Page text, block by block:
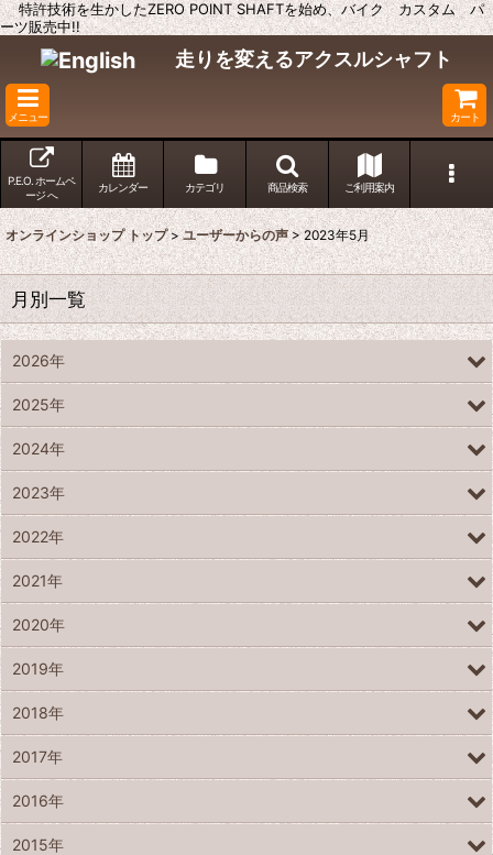
特許技術を生かしたZERO POINT SHAFTを始め、バイク カスタム パ
ーツ販売中!!
走りを変えるアクスルシャフト
メニュー カート
P.E.O. ホームペ
ージ へ
カレンダー カテゴリ 商品検索 ご利用案内
オンラインショップ トップ > ユーザーからの声 > 2023年5月
月別一覧
2026年
2025年
2024年
2023年
2022年
2021年
2020年
2019年
2018年
2017年
2016年
2015年